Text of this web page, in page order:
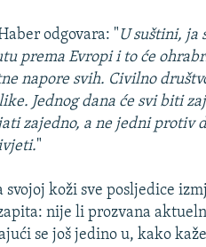
odgovara: "U suštini, ja
prema Evropi i to će
napore svih. Civilno
Jednog dana će svi biti
zajedno, a ne jedni protiv
"
koži sve posljedice
nije li prozvana
se još jedino u, kako